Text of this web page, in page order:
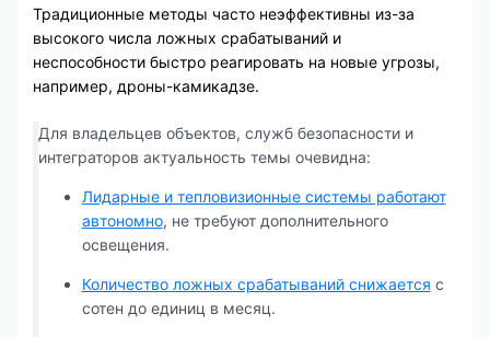
Традиционные методы часто неэффективны из-за
высокого числа ложных срабатываний и
неспособности быстро реагировать на новые угрозы,
например, дроны-камикадзе.
Для владельцев объектов, служб безопасности и
интеграторов актуальность темы очевидна:
Лидарные и тепловизионные системы работают
автономно, не требуют дополнительного
освещения.
Количество ложных срабатываний снижается с
сотен до единиц в месяц.